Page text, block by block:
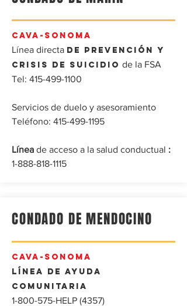
CAVA-SONOMA
Línea directa de prevención y
crisis de suicidio de la FSA
Tel: 415-499-1100
Servicios de duelo y asesoramiento
Teléfono: 415-499-1195
Línea de acceso a la salud conductual :
1-888-818-1115
CONDADO DE MENDOCINO
CAVA-SONOMA
Línea de ayuda
comunitaria
1-800-575-HELP (4357)